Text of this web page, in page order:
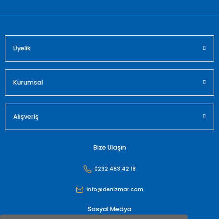
Üyelik
Kurumsal
Alışveriş
Bize Ulaşın
0232 483 42 18
info@denizmar.com
Sosyal Medya